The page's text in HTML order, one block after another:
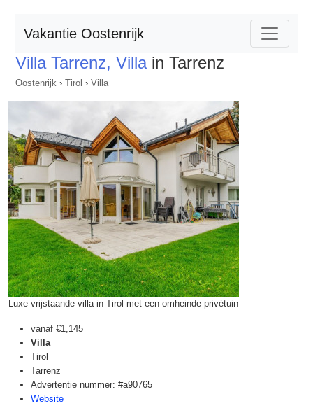
Vakantie Oostenrijk
Villa Tarrenz, Villain Tarrenz
Oostenrijk › Tirol › Villa
Luxe vrijstaande villa in Tirol met een omheinde privétuin
vanaf €1,145
Villa
Tirol
Tarrenz
Advertentie nummer: #a90765
Website